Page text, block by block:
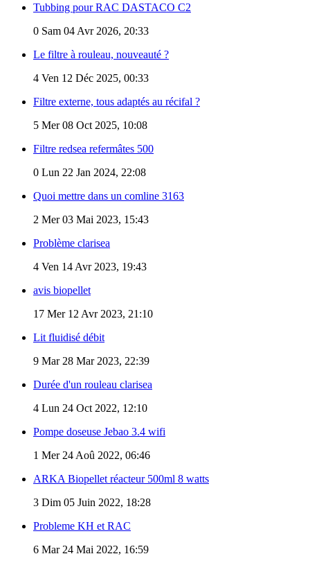
Tubbing pour RAC DASTACO C2
0 Sam 04 Avr 2026, 20:33
Le filtre à rouleau, nouveauté ?
4 Ven 12 Déc 2025, 00:33
Filtre externe, tous adaptés au récifal ?
5 Mer 08 Oct 2025, 10:08
Filtre redsea refermâtes 500
0 Lun 22 Jan 2024, 22:08
Quoi mettre dans un comline 3163
2 Mer 03 Mai 2023, 15:43
Problème clarisea
4 Ven 14 Avr 2023, 19:43
avis biopellet
17 Mer 12 Avr 2023, 21:10
Lit fluidisé débit
9 Mar 28 Mar 2023, 22:39
Durée d'un rouleau clarisea
4 Lun 24 Oct 2022, 12:10
Pompe doseuse Jebao 3.4 wifi
1 Mer 24 Aoû 2022, 06:46
ARKA Biopellet réacteur 500ml 8 watts
3 Dim 05 Juin 2022, 18:28
Probleme KH et RAC
6 Mar 24 Mai 2022, 16:59